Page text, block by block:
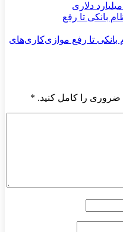
بانکی تا رفع موازی‌کاری‌های
ضروری را کامل کنید. *